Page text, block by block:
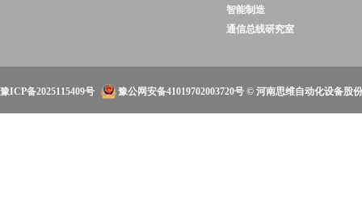
智能制造
通信总线研究室
豫ICP备2025115409号 豫公网安备41019702003720号 © 河南思维自动化设备股